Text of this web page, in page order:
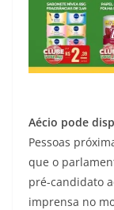
Aécio pode
Pessoas
que o
pré-candidato
imprensa no